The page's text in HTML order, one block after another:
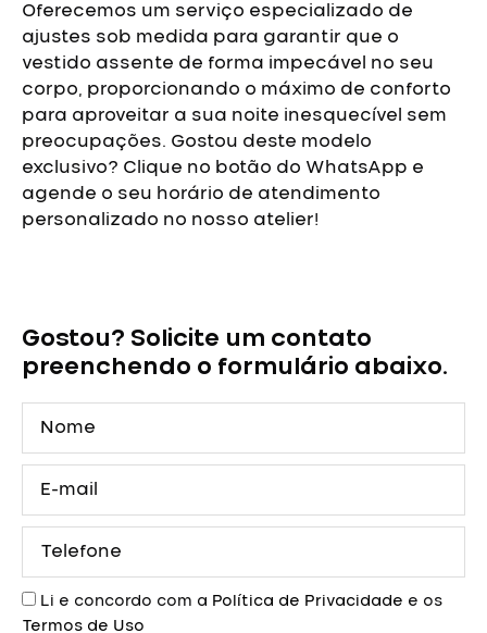
Oferecemos um serviço especializado de
ajustes sob medida para garantir que o
vestido assente de forma impecável no seu
corpo, proporcionando o máximo de conforto
para aproveitar a sua noite inesquecível sem
preocupações. Gostou deste modelo
exclusivo? Clique no botão do WhatsApp e
agende o seu horário de atendimento
personalizado no nosso atelier!
Azul
com
quantidade
Gostou? Solicite um contato
preenchendo o formulário abaixo.
mail
AceiteLi e concordo com a Política de Privacidade e os
Termos de Uso